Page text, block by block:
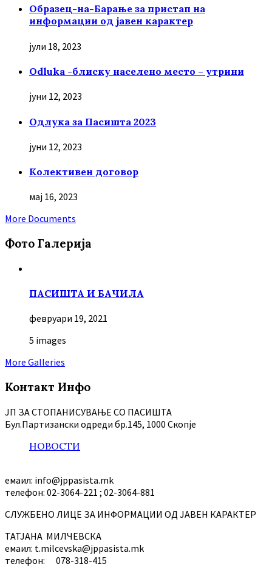
Образец-на-Барање за пристап на
информации од јавен карактер
јули 18, 2023
Odluka -блиску населено место – утрини
јуни 12, 2023
Oдлука за Пасишта 2023
јуни 12, 2023
Колективен договор
мај 16, 2023
More Documents
Фото Галерија
ПАСИШТА И БАЧИЛА
февруари 19, 2021
5 images
More Galleries
Контакт Инфо
ЈП ЗА СТОПАНИСУВАЊЕ СО ПАСИШТА
Бул.Партизански oдреди бр.145, 1000 Скопје
НОВОСТИ
емаил: info@jppasista.mk
телефон: 02-3064-221 ; 02-3064-881
СЛУЖБЕНО ЛИЦЕ ЗА ИНФОРМАЦИИ ОД ЈАВЕН КАРАКТЕР
ТАТЈАНА МИЛЧЕВСКА
емаил: t.milcevska@jppasista.mk
телефон: 078-318-415